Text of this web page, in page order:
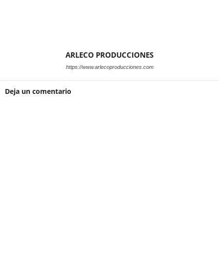
ARLECO PRODUCCIONES
https://www.arlecoproducciones.com
Deja un comentario